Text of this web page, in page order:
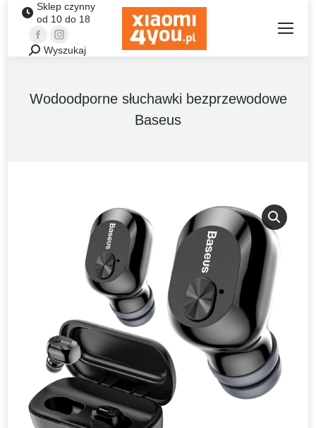
Sklep czynny
od 10 do 18
FacebookInstagram
Szukaj:Wyszukaj
Wodoodporne słuchawki bezprzewodowe
Baseus